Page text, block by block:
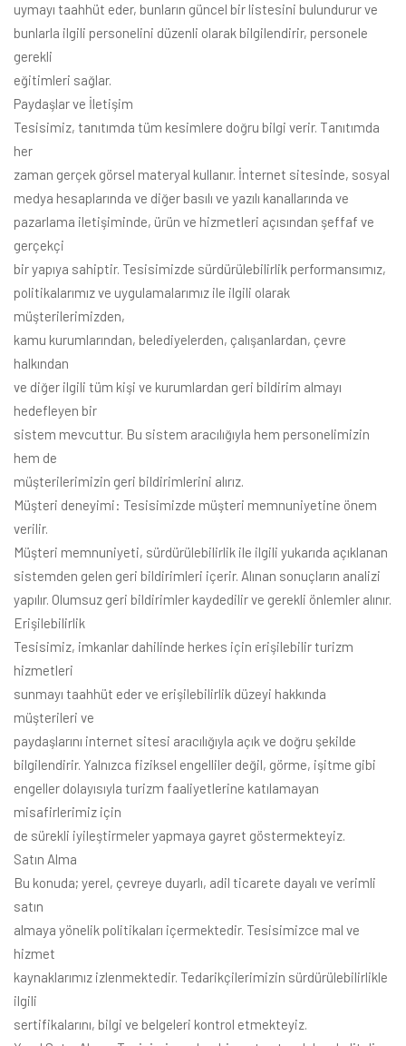
uymayı taahhüt eder, bunların güncel bir listesini bulundurur ve
bunlarla ilgili personelini düzenli olarak bilgilendirir, personele
gerekli
eğitimleri sağlar.
Paydaşlar ve İletişim
Tesisimiz, tanıtımda tüm kesimlere doğru bilgi verir. Tanıtımda
her
zaman gerçek görsel materyal kullanır. İnternet sitesinde, sosyal
medya hesaplarında ve diğer basılı ve yazılı kanallarında ve
pazarlama iletişiminde, ürün ve hizmetleri açısından şeffaf ve
gerçekçi
bir yapıya sahiptir. Tesisimizde sürdürülebilirlik performansımız,
politikalarımız ve uygulamalarımız ile ilgili olarak
müşterilerimizden,
kamu kurumlarından, belediyelerden, çalışanlardan, çevre
halkından
ve diğer ilgili tüm kişi ve kurumlardan geri bildirim almayı
hedefleyen bir
sistem mevcuttur. Bu sistem aracılığıyla hem personelimizin
hem de
müşterilerimizin geri bildirimlerini alırız.
Müşteri deneyimi: Tesisimizde müşteri memnuniyetine önem
verilir.
Müşteri memnuniyeti, sürdürülebilirlik ile ilgili yukarıda açıklanan
sistemden gelen geri bildirimleri içerir. Alınan sonuçların analizi
yapılır. Olumsuz geri bildirimler kaydedilir ve gerekli önlemler alınır.
Erişilebilirlik
Tesisimiz, imkanlar dahilinde herkes için erişilebilir turizm
hizmetleri
sunmayı taahhüt eder ve erişilebilirlik düzeyi hakkında
müşterileri ve
paydaşlarını internet sitesi aracılığıyla açık ve doğru şekilde
bilgilendirir. Yalnızca fiziksel engelliler değil, görme, işitme gibi
engeller dolayısıyla turizm faaliyetlerine katılamayan
misafirlerimiz için
de sürekli iyileştirmeler yapmaya gayret göstermekteyiz.
Satın Alma
Bu konuda; yerel, çevreye duyarlı, adil ticarete dayalı ve verimli
satın
almaya yönelik politikaları içermektedir. Tesisimizce mal ve
hizmet
kaynaklarımız izlenmektedir. Tedarikçilerimizin sürdürülebilirlikle
ilgili
sertifikalarını, bilgi ve belgeleri kontrol etmekteyiz.